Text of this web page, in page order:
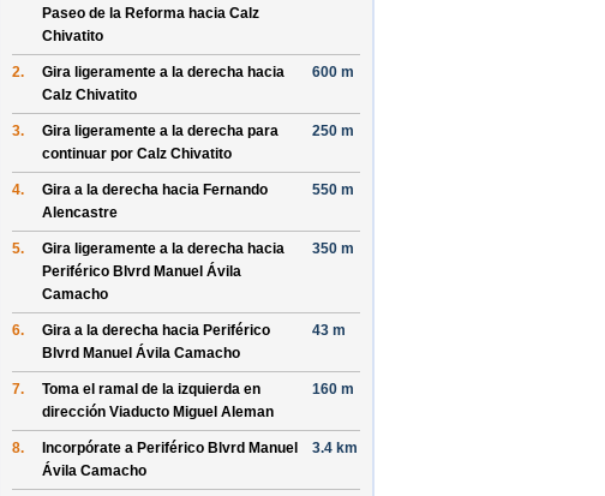
Paseo de la Reforma hacia Calz
Chivatito
2.
Gira ligeramente a la derecha hacia
Calz Chivatito
600 m
3.
Gira ligeramente a la derecha para
continuar por Calz Chivatito
250 m
4. Gira a la derecha hacia Fernando
Alencastre
550 m
5.
Gira ligeramente a la derecha hacia
Periférico Blvrd Manuel Ávila
Camacho
350 m
6. Gira a la derecha hacia Periférico
Blvrd Manuel Ávila Camacho
43 m
7.
Toma el ramal de la izquierda en
dirección Viaducto Miguel Aleman
160 m
8. Incorpórate a Periférico Blvrd Manuel
Ávila Camacho
3.4 km